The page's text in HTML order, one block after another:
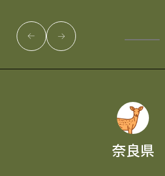
奈良県